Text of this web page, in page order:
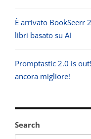
È arrivato BookSeerr
libri basato su AI
Promptastic 2.0 is out!
ancora migliore!
Search